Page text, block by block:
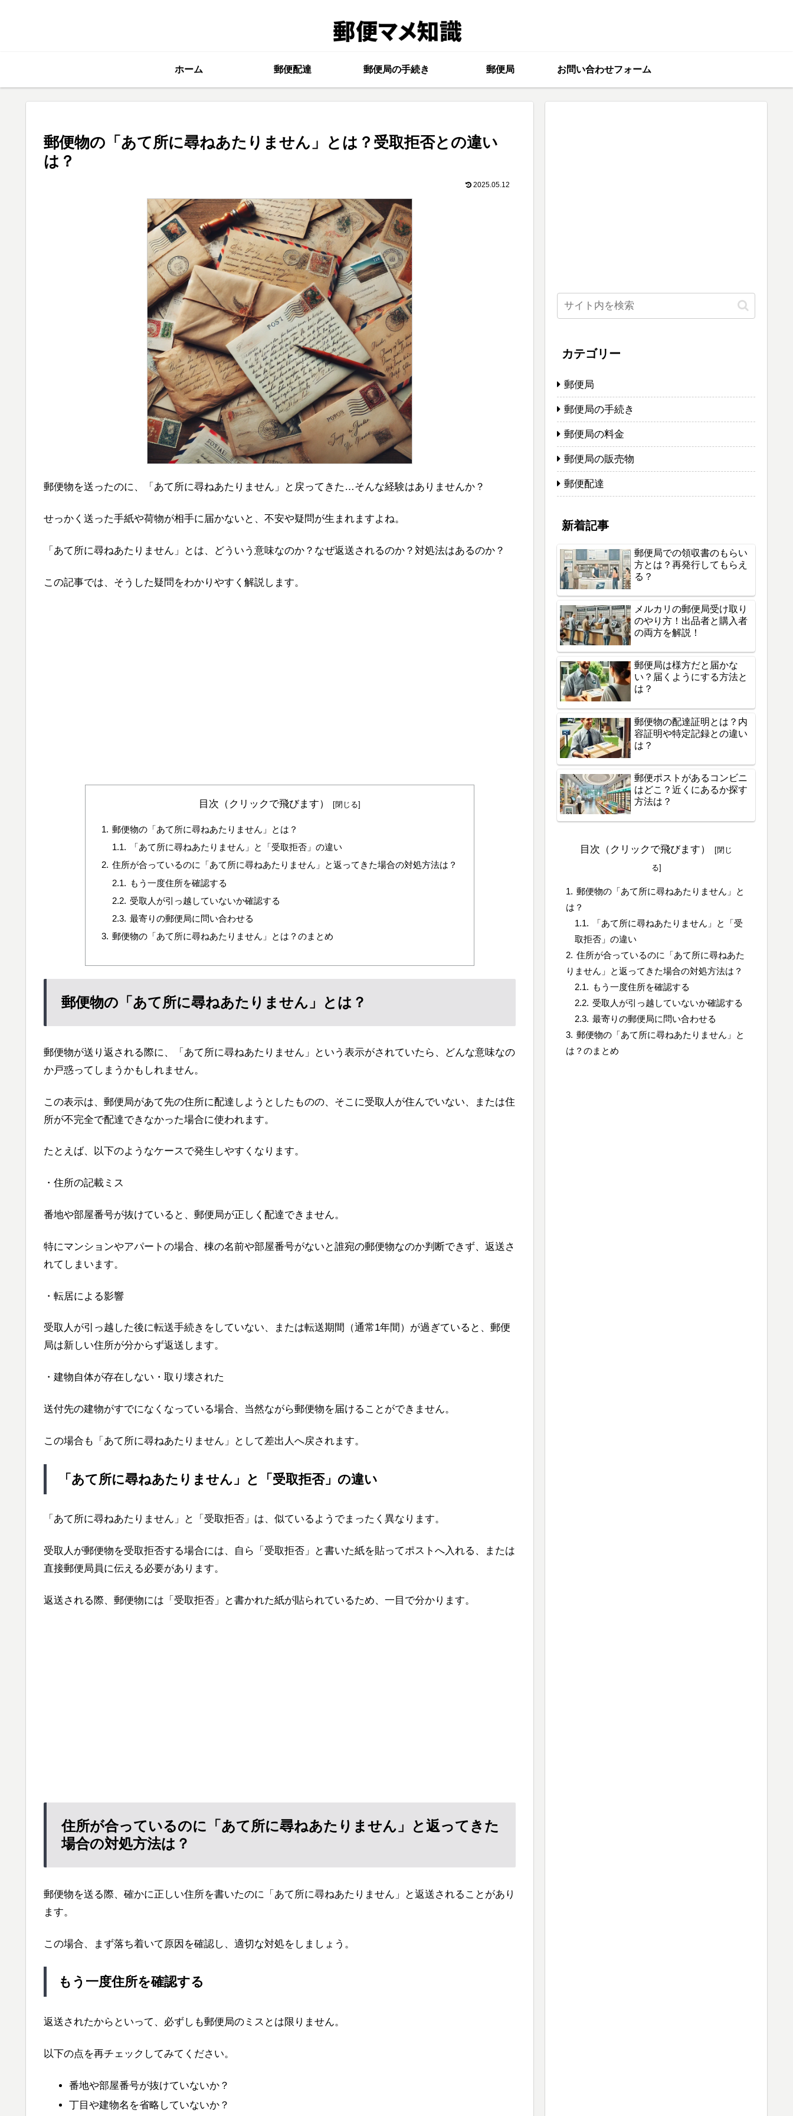
ホーム 郵便配達 郵便局の手続き 郵便局 お問い合わせフォーム
郵便物の「あて所に尋ねあたりません」とは？受取拒否との違い
は？
2025.05.12
郵便物を送ったのに、「あて所に尋ねあたりません」と戻ってきた…そんな経験はありませんか？
せっかく送った手紙や荷物が相手に届かないと、不安や疑問が生まれますよね。
「あて所に尋ねあたりません」とは、どういう意味なのか？なぜ返送されるのか？対処法はあるのか？
この記事では、そうした疑問をわかりやすく解説します。
目次（クリックで飛びます）
郵便物の「あて所に尋ねあたりません」とは？
「あて所に尋ねあたりません」と「受取拒否」の違い
住所が合っているのに「あて所に尋ねあたりません」と返ってきた場合の対処方法は？
もう一度住所を確認する
受取人が引っ越していないか確認する
最寄りの郵便局に問い合わせる
郵便物の「あて所に尋ねあたりません」とは？のまとめ
郵便物の「あて所に尋ねあたりません」とは？
郵便物が送り返される際に、「あて所に尋ねあたりません」という表示がされていたら、どんな意味なの
か戸惑ってしまうかもしれません。
この表示は、郵便局があて先の住所に配達しようとしたものの、そこに受取人が住んでいない、または住
所が不完全で配達できなかった場合に使われます。
たとえば、以下のようなケースで発生しやすくなります。
・住所の記載ミス
番地や部屋番号が抜けていると、郵便局が正しく配達できません。
特にマンションやアパートの場合、棟の名前や部屋番号がないと誰宛の郵便物なのか判断できず、返送さ
れてしまいます。
・転居による影響
受取人が引っ越した後に転送手続きをしていない、または転送期間（通常1年間）が過ぎていると、郵便
局は新しい住所が分からず返送します。
・建物自体が存在しない・取り壊された
送付先の建物がすでになくなっている場合、当然ながら郵便物を届けることができません。
この場合も「あて所に尋ねあたりません」として差出人へ戻されます。
「あて所に尋ねあたりません」と「受取拒否」の違い
「あて所に尋ねあたりません」と「受取拒否」は、似ているようでまったく異なります。
受取人が郵便物を受取拒否する場合には、自ら「受取拒否」と書いた紙を貼ってポストへ入れる、または
直接郵便局員に伝える必要があります。
返送される際、郵便物には「受取拒否」と書かれた紙が貼られているため、一目で分かります。
住所が合っているのに「あて所に尋ねあたりません」と返ってきた
場合の対処方法は？
郵便物を送る際、確かに正しい住所を書いたのに「あて所に尋ねあたりません」と返送されることがあり
ます。
この場合、まず落ち着いて原因を確認し、適切な対処をしましょう。
もう一度住所を確認する
返送されたからといって、必ずしも郵便局のミスとは限りません。
以下の点を再チェックしてみてください。
番地や部屋番号が抜けていないか？
丁目や建物名を省略していないか？
カテゴリー
郵便局
郵便局の手続き
郵便局の料金
郵便局の販売物
郵便配達
新着記事
郵便局での領収書のもらい
方とは？再発行してもらえ
る？
メルカリの郵便局受け取り
のやり方！出品者と購入者
の両方を解説！
郵便局は様方だと届かな
い？届くようにする方法と
は？
郵便物の配達証明とは？内
容証明や特定記録との違い
は？
郵便ポストがあるコンビニ
はどこ？近くにあるか探す
方法は？
目次（クリックで飛びます）
郵便物の「あて所に尋ねあたりません」と
は？
「あて所に尋ねあたりません」と「受
取拒否」の違い
住所が合っているのに「あて所に尋ねあた
りません」と返ってきた場合の対処方法は？
もう一度住所を確認する
受取人が引っ越していないか確認する
最寄りの郵便局に問い合わせる
郵便物の「あて所に尋ねあたりません」と
は？のまとめ